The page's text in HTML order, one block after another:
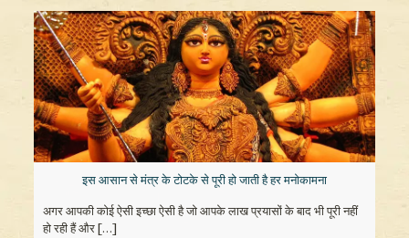
इस आसान से मंत्र के टोटके से पूरी हो जाती है हर मनोकामना
अगर आपकी कोई ऐसी इच्छा ऐसी है जो आपके लाख प्रयासों के बाद भी पूरी नहीं
हो रही हैं और[…]